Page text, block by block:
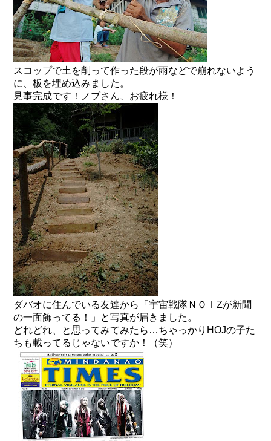
スコップで土を削って作った段が雨などで崩れないよう
に、板を埋め込みました。
見事完成です！ノブさん、お疲れ様！
ダバオに住んでいる友達から「宇宙戦隊ＮＯＩZが新聞
の一面飾ってる！」と写真が届きました。
どれどれ、と思ってみてみたら…ちゃっかりHOJの子た
ちも載ってるじゃないですか！（笑）